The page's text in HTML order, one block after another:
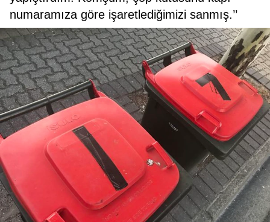
numaramıza göre işaretlediğimizi sanmış.’’